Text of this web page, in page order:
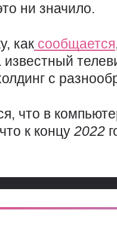
ни значило.
как сообщается
известный
с
что в
к концу 2022